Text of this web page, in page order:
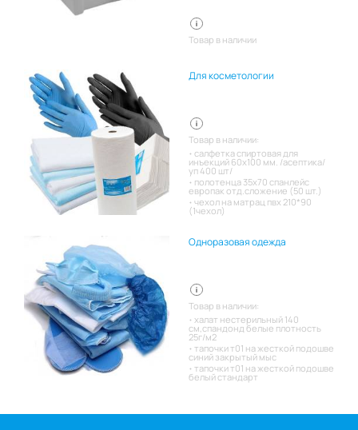
Товар в наличии
Для косметологии
Товар в наличии:
салфетка спиртовая для
инъекций 60х100 мм. /асептика/
уп 400 шт/
полотенца 35х70 спанлейс
европак отд.сложение (50 шт.)
чехол на матрац пвх 210*90
(1чехол)
Одноразовая одежда
Товар в наличии:
халат нестерильный 140
см,спандонд белые плотность
25г/м2
тапочки т01 на жесткой подошве
синий закрытый мыс
тапочки т01 на жесткой подошве
белый стандарт